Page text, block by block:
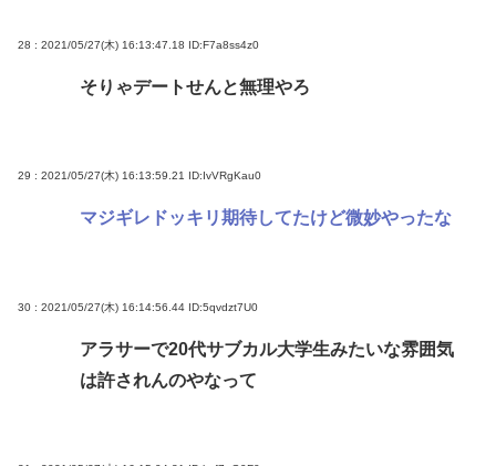
28 : 2021/05/27(木) 16:13:47.18 ID:F7a8ss4z0
そりゃデートせんと無理やろ
29 : 2021/05/27(木) 16:13:59.21 ID:IvVRgKau0
マジギレドッキリ期待してたけど微妙やったな
30 : 2021/05/27(木) 16:14:56.44 ID:5qvdzt7U0
アラサーで20代サブカル大学生みたいな雰囲気
は許されんのやなって